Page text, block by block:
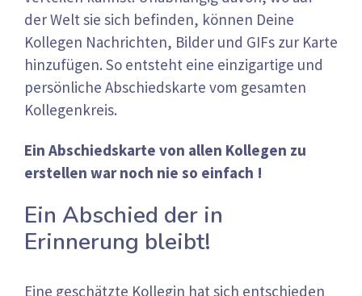
der Welt sie sich befinden, können Deine
Kollegen Nachrichten, Bilder und GIFs zur Karte
hinzufügen. So entsteht eine einzigartige und
persönliche Abschiedskarte vom gesamten
Kollegenkreis.
Ein Abschiedskarte von allen Kollegen zu
erstellen war noch nie so einfach !
Ein Abschied der in
Erinnerung bleibt!
Eine geschätzte Kollegin hat sich entschieden